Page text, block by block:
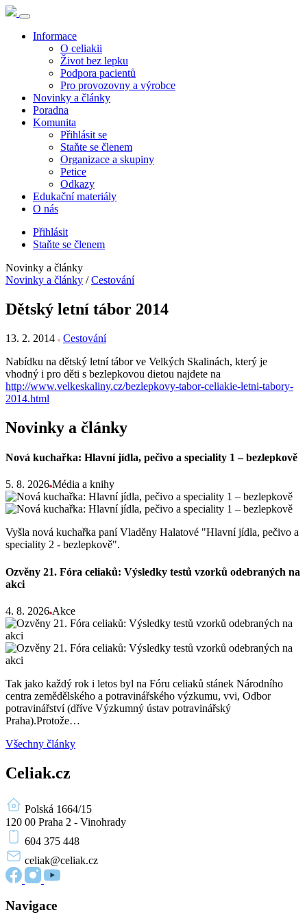
Informace
O celiakii
Život bez lepku
Podpora pacientů
Pro provozovny a výrobce
Novinky a články
Poradna
Komunita
Přihlásit se
Staňte se členem
Organizace a skupiny
Petice
Odkazy
Edukační materiály
O nás
Přihlásit
Staňte se členem
Novinky a články
Novinky a články / Cestování
Dětský letní tábor 2014
13. 2. 2014
Cestování
Nabídku na dětský letní tábor ve Velkých Skalinách, který je
vhodný i pro děti s bezlepkovou dietou najdete na
http://www.velkeskaliny.cz/bezlepkovy-tabor-celiakie-letni-tabory-
2014.html
Novinky a články
Nová kuchařka: Hlavní jídla, pečivo a speciality 1 – bezlepkově
5. 8. 2026 Média a knihy
Vyšla nová kuchařka paní Vladěny Halatové "Hlavní jídla, pečivo a
speciality 2 - bezlepkově".
Ozvěny 21. Fóra celiaků: Výsledky testů vzorků odebraných na
akci
4. 8. 2026 Akce
Tak jako každý rok i letos byl na Fóru celiaků stánek Národního
centra zemědělského a potravinářského výzkumu, vvi, Odbor
potravinářství (dříve Výzkumný ústav potravinářský
Praha).Protože…
Všechny články
Celiak.cz
Polská 1664/15
120 00 Praha 2 - Vinohrady
604 375 448
celiak@celiak.cz
Navigace